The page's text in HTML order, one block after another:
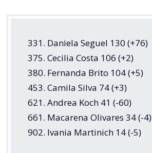
331. Daniela Seguel 130 (+76)
375. Cecilia Costa 106 (+2)
380. Fernanda Brito 104 (+5)
453. Camila Silva 74 (+3)
621. Andrea Koch 41 (-60)
661. Macarena Olivares 34 (-4)
902. Ivania Martinich 14 (-5)